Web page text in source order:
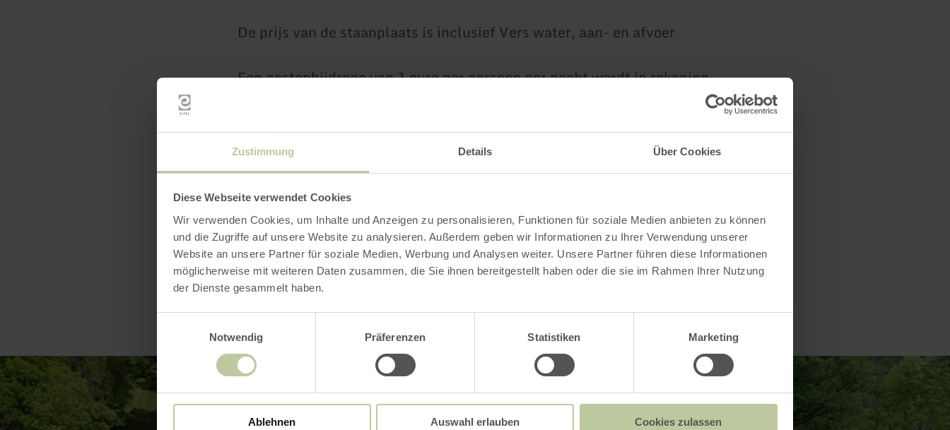
Zustimmung Details Über Cookies
Diese Webseite verwendet Cookies
Wir verwenden Cookies, um Inhalte und Anzeigen zu personalisieren, Funktionen für soziale Medien anbieten zu können
und die Zugriffe auf unsere Website zu analysieren. Außerdem geben wir Informationen zu Ihrer Verwendung unserer
Website an unsere Partner für soziale Medien, Werbung und Analysen weiter. Unsere Partner führen diese Informationen
möglicherweise mit weiteren Daten zusammen, die Sie ihnen bereitgestellt haben oder die sie im Rahmen Ihrer Nutzung
der Dienste gesammelt haben.
Notwendig
Präferenzen Statistiken Marketing
Ablehnen Auswahl erlauben Cookies zulassen
De prijs van de staanplaats is inclusief Vers water, aan- en afvoer
Een gastenbijdrage van 1 euro per persoon per nacht wordt in rekening
Doorreizende gasten kunnen natuurlijk ook gebruik maken van de aan-
en afvoer. Hiervoor wordt een vast bedrag van €5 in rekening gebracht.
Impressies